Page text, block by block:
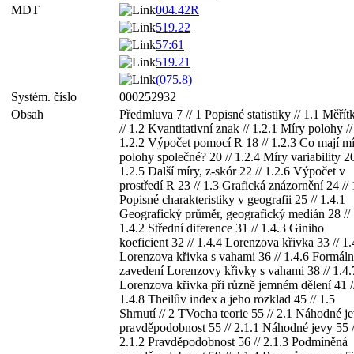
MDT
004.42R
519.22
57:61
519.21
(075.8)
Systém. číslo
000252932
Obsah
Předmluva 7 // 1 Popisné statistiky // 1.1
// 1.2 Kvantitativní znak // 1.2.1 Míry polohy //
1.2.2 Výpočet pomocí R 18 // 1.2.3 Co mají
polohy společné? 20 // 1.2.4 Míry variability
1.2.5 Další míry, z-skór 22 // 1.2.6 Výpočet v
prostředí R 23 // 1.3 Grafická znázornění 24 //
Popisné charakteristiky v geografii 25 // 1.4.1
Geografický průměr, geografický medián 28 //
1.4.2 Střední diference 31 // 1.4.3 Giniho
koeficient 32 // 1.4.4 Lorenzova křivka 33 //
Lorenzova křivka s vahami 36 // 1.4.6
zavedení Lorenzovy křivky s vahami 38 //
Lorenzova křivka při různě jemném dělení 41
1.4.8 Theilův index a jeho rozklad 45 // 1.5
Shrnutí // 2 TVocha teorie 55 // 2.1 Náhodné
pravděpodobnost 55 // 2.1.1 Náhodné jevy 55
2.1.2 Pravděpodobnost 56 // 2.1.3 Podmíněná